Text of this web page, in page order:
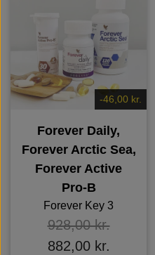
-46,00 kr.
Forever Daily,
Forever Arctic Sea,
Forever Active
Pro-B
Forever Key 3
928,00 kr.
882,00 kr.